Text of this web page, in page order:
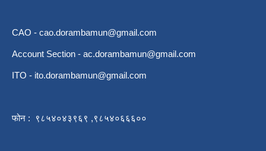
CAO - cao.dorambamun@gmail.com
Account Section - ac.dorambamun@gmail.com
ITO - ito.dorambamun@gmail.com
फोन : ९८५४०४३९६९ ,९८५४०६६६००